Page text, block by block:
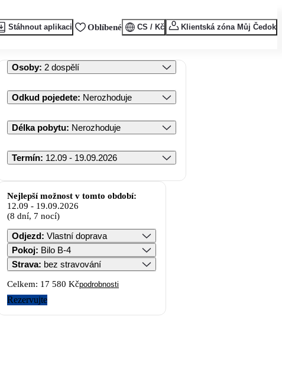
Stáhnout aplikaci Oblíbené CS / Kč Klientská zóna Můj Čedok
Osoby: 2 dospělí
Odkud pojedete: Nerozhoduje
Délka pobytu: Nerozhoduje
Termín: 12.09 - 19.09.2026
Nejlepší možnost v tomto období:
12.09 - 19.09.2026
(8 dní, 7 nocí)
Odjezd: Vlastní doprava
Pokoj: Bilo B-4
Strava: bez stravování
Celkem: 17 580 Kčpodrobnosti
Rezervujte